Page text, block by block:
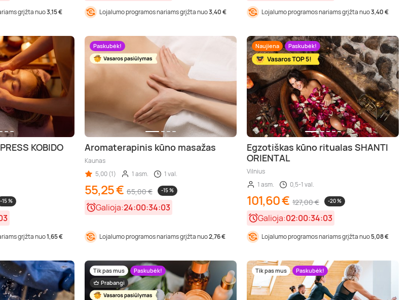
grįžta nuo3,15 € Lojalumo programos nariams grįžta nuo3,40 € Lojalumo programos nariams grįžta nuo3,40 €
KOBIDO
-15 %
grįžta nuo1,65 €
Paskubėk!
Aromaterapinis kūno masažas
Kaunas
5,00 (1)
1 asm. 1 val.
55,25 € 65,00 € -15 %
Galioja:24:00:34:01
Lojalumo programos nariams grįžta nuo2,76 €
Naujiena Paskubėk!
Egzotiškas kūno ritualas SHANTI
ORIENTAL
Vilnius
1 asm.
0,5-1 val.
101,60 € 127,00 € -20 %
Galioja:02:00:34:01
Lojalumo programos nariams grįžta nuo5,08 €
Tik pas mus
Paskubėk!
Prabangi
Tik pas mus Paskubėk!